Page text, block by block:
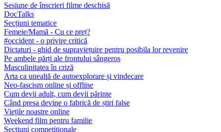
Sesiune de înscrieri filme deschisă
DocTalks
Secțiuni tematice
Femeie/Mamă - Cu ce preț?
#occident - o privire critică
Dictaturi - ghid de supraviețuire pentru posibila lor revenire
Pe ambele părți ale frontului sângeros
Masculinitatea în criză
Arta ca unealtă de autoexplorare și vindecare
Neo-fascism online și offline
Cum devii adult, cum devii părinte
Când presa devine o fabrică de știri false
Viețile noastre online
Weekend film pentru familie
Secțiuni competiționale